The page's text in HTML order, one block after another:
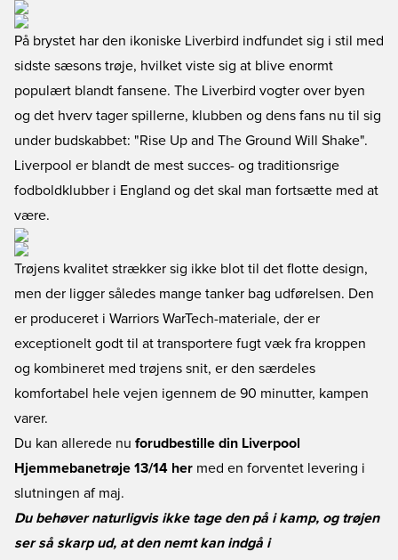
På brystet har den ikoniske Liverbird indfundet sig i stil med
sidste sæsons trøje, hvilket viste sig at blive enormt
populært blandt fansene. The Liverbird vogter over byen
og det hverv tager spillerne, klubben og dens fans nu til sig
under budskabbet: "Rise Up and The Ground Will Shake".
Liverpool er blandt de mest succes- og traditionsrige
fodboldklubber i England og det skal man fortsætte med at
være.
Trøjens kvalitet strækker sig ikke blot til det flotte design,
men der ligger således mange tanker bag udførelsen. Den
er produceret i Warriors WarTech-materiale, der er
exceptionelt godt til at transportere fugt væk fra kroppen
og kombineret med trøjens snit, er den særdeles
komfortabel hele vejen igennem de 90 minutter, kampen
varer.
Du kan allerede nu forudbestille din Liverpool
Hjemmebanetrøje 13/14 her med en forventet levering i
slutningen af maj.
Du behøver naturligvis ikke tage den på i kamp, og trøjen
ser så skarp ud, at den nemt kan indgå i